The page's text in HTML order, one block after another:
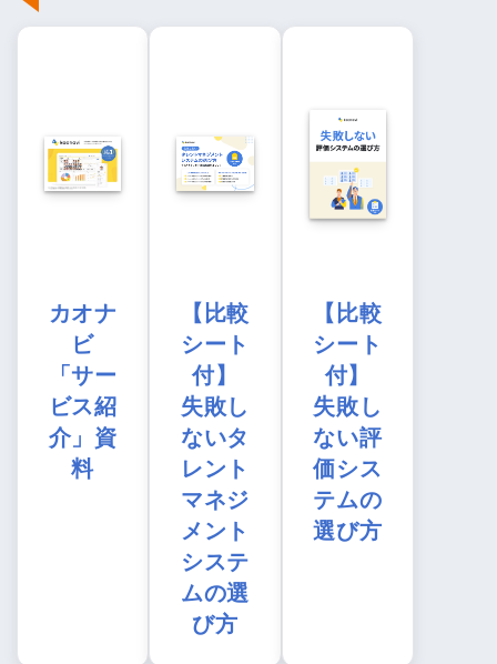
カオナ
ビ
「サー
ビス紹
介」資
料
【比較
シート
付】
失敗し
ないタ
レント
マネジ
メント
システ
ムの選
び方
【比較
シート
付】
失敗し
ない評
価シス
テムの
選び方